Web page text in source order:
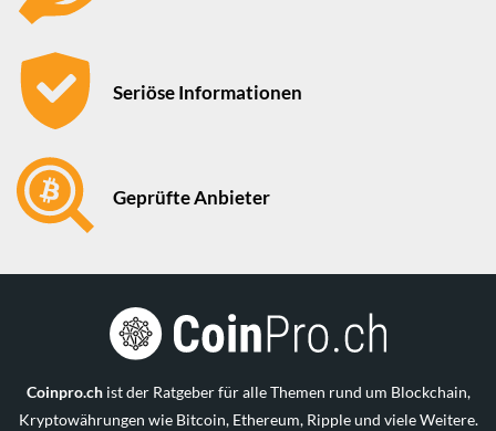
Seriöse Informationen
Geprüfte Anbieter
Coinpro.chist der Ratgeber für alle Themen rund um Blockchain,
Kryptowährungen wie Bitcoin, Ethereum, Ripple und viele Weitere.